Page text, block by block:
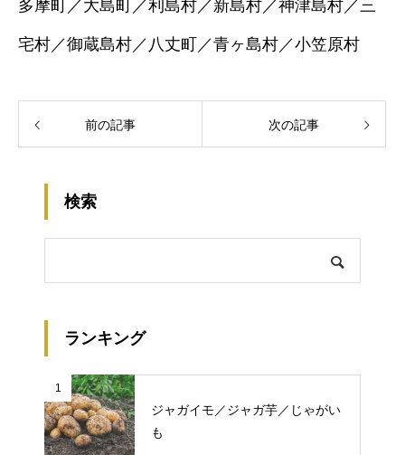
多摩町／大島町／利島村／新島村／神津島村／三
宅村／御蔵島村／八丈町／青ヶ島村／小笠原村
前の記事 次の記事
検索
ランキング
1
ジャガイモ／ジャガ芋／じゃがい
も